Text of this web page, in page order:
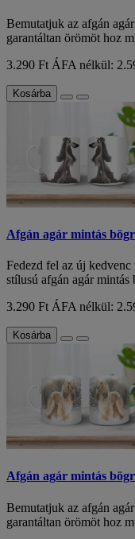
Bemutatjuk az afgán
garantáltan örömöt hoz
3.290 Ft ÁFA nélkül:
Kosárba
Afgán agár mintás
Fedezd fel az új
stílusú afgán agár mintás
3.290 Ft ÁFA nélkül:
Kosárba
Afgán agár mintás
Bemutatjuk az afgán
garantáltan örömöt hoz